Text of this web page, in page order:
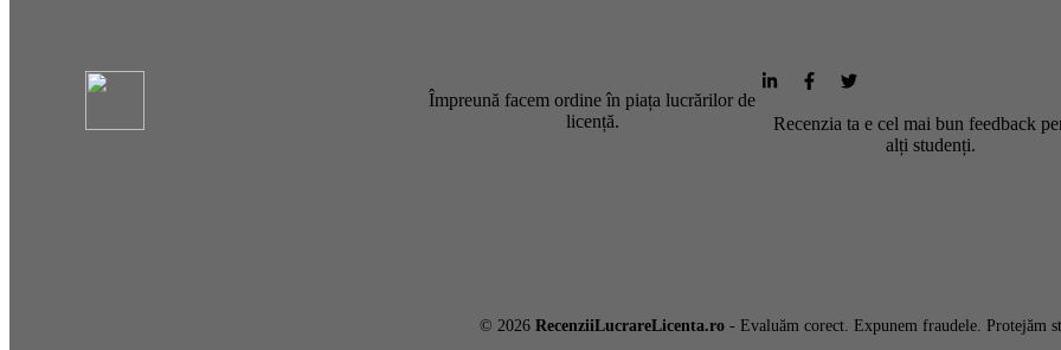
Împreună facem ordine în piața lucrărilor de
licență.
Recenzia ta e cel mai bun feedback
alți studenți.
© 2026 RecenziiLucrareLicenta.ro- Evaluăm corect. Expunem fraudele. Protejăm